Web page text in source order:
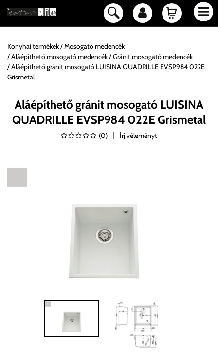
Konyhai termékek
Mosogató medencék
Aláépíthető mosogató medencék
Gránit mosogató medencék
Aláépíthető gránit mosogató LUISINA QUADRILLE EVSP984 022E
Grismetal
Aláépíthető gránit mosogató LUISINA
QUADRILLE EVSP984 022E Grismetal
(0) Írj véleményt